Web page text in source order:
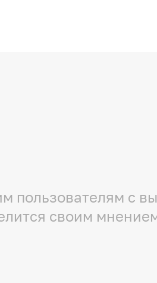
пользователям с
своим